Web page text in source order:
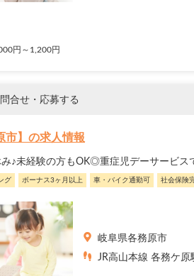
円～1,200円
合せ・応募する
市】の求人情報
♪未経験の方もOK◎重症児デーサービス
グ ボーナス3ヶ月以上 車・バイク通勤可 社会保険
岐阜県各務原市
JR高山本線 各務ケ